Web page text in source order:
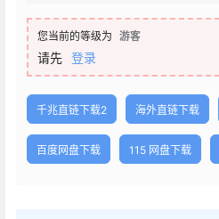
您当前的等级为 游客
请先 登录
千兆直链下载2 海外直链下载
百度网盘下载 115 网盘下载